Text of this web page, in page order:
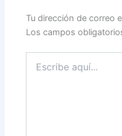
Tu dirección de correo
Los campos
aquí...